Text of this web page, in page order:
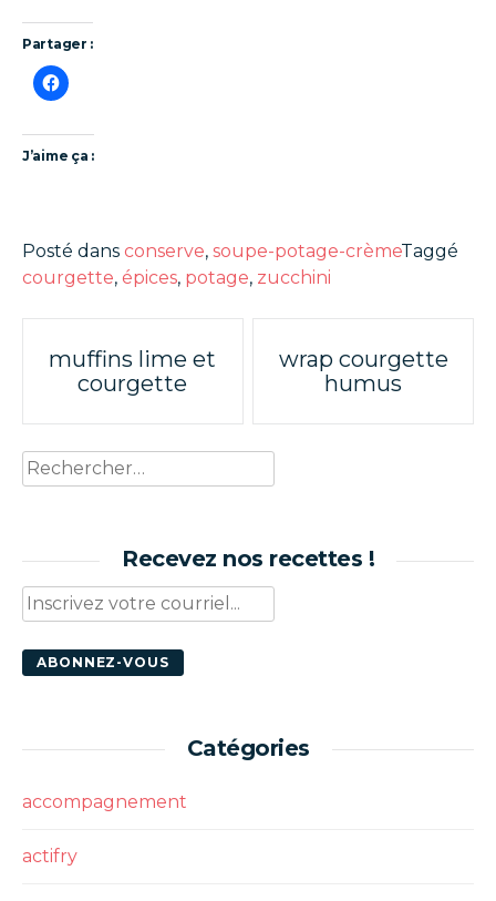
Partager :
J’aime ça :
Posté dans conserve, soupe-potage-crèmeTaggé
courgette, épices, potage, zucchini
Poste
navigation
muffins lime et
courgette
wrap courgette
humus
Rechercher :
Recevez nos recettes !
Catégories
accompagnement
actifry